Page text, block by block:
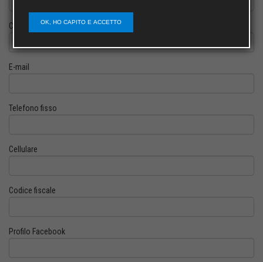
Cognome
E-mail
Telefono fisso
Cellulare
Codice fiscale
Profilo Facebook
OK, HO CAPITO E ACCETTO